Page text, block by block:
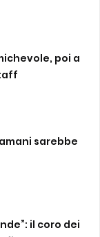
poi a
sarebbe
il coro dei